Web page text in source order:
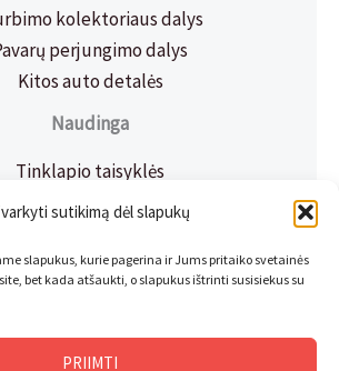
sutikimą dėl slapukų
slapukus, kurie pagerina ir Jums pritaiko svetainės
bet kada atšaukti, o slapukus ištrinti susisiekus su
PRIIMTI
kolektoriaus dalys
perjungimo dalys
Kitos auto detalės
Naudinga
Tinklapio taisyklės
Prekių pristatymas
Slapukų politika